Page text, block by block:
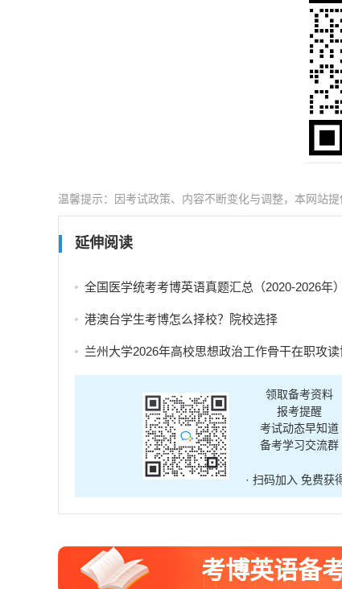
温馨提示：因考试政策、内容不断变化与调整，本网站
延伸阅读
全国医学统考考博英语真题汇总（2020-2026年）
港澳台学生考博怎么择校？院校选择
兰州大学2026年高校思想政治工作骨干在职攻读博士学位研究生招生补
领取备考资料
报考提醒
考试动态早知道
备考学习交流群
· 扫码加入 免费获
考博英语备